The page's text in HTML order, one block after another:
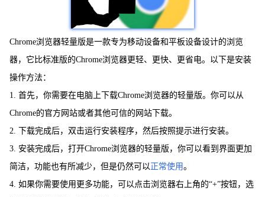
Chrome浏览器轻量版是一款专为移动设备和平板设备设计的浏览
器，它比标准版的Chrome浏览器更轻、更快、更省电。以下是安装
操作方法：
1. 首先，你需要在电脑上下载Chrome浏览器的轻量版。你可以从
Chrome的官方网站或者其他可信的网站下载。
2. 下载完成后，双击运行安装程序，然后按照提示进行安装。
3. 安装完成后，打开Chrome浏览器的轻量版，你可以看到界面更加
简洁，功能也有所减少，但是仍然可以 正常使用。
4. 如果你需要使用更多功能，可以点击浏览器右上角的“+”按钮，选